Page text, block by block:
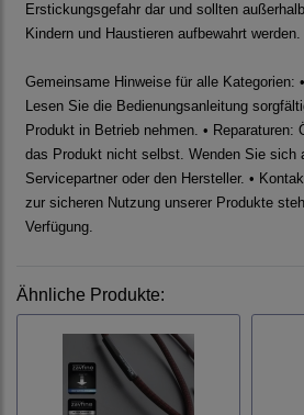
Erstickungsgefahr dar und sollten
Kindern und Haustieren aufbewahrt werden.
Gemeinsame Hinweise für alle Kategorien:
Lesen Sie die Bedienungsanleitung
Produkt in Betrieb nehmen. • Reparaturen:
das Produkt nicht selbst. Wenden Sie sich
Servicepartner oder den Hersteller. •
zur sicheren Nutzung unserer Produkte
Verfügung.
Ähnliche Produkte: